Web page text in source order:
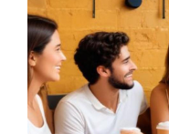
María Rodríguez :
ventas, encontró
ofreció el espacio
implementar
incrementaron
Estos ejemplos ilustran